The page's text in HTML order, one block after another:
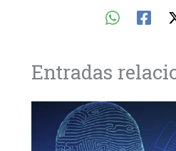
Entradas